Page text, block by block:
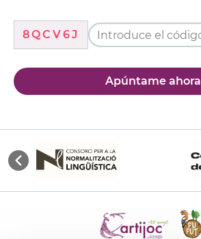
8QCV6J
Apúntame ahora